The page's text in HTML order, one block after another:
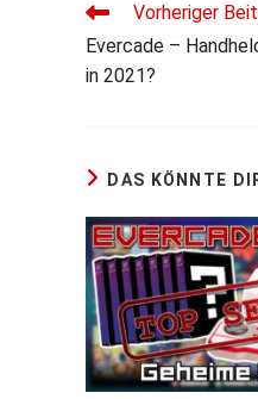
Weitere
ansehen
Vorheriger
Evercade –
in 2021?
DAS KÖNNTE